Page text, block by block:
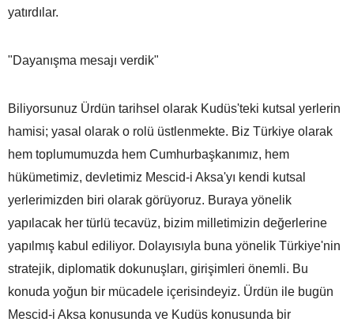
yatırdılar.
"Dayanışma mesajı verdik"
Biliyorsunuz Ürdün tarihsel olarak Kudüs'teki kutsal yerlerin
hamisi; yasal olarak o rolü üstlenmekte. Biz Türkiye olarak
hem toplumumuzda hem Cumhurbaşkanımız, hem
hükümetimiz, devletimiz Mescid-i Aksa'yı kendi kutsal
yerlerimizden biri olarak görüyoruz. Buraya yönelik
yapılacak her türlü tecavüz, bizim milletimizin değerlerine
yapılmış kabul ediliyor. Dolayısıyla buna yönelik Türkiye'nin
stratejik, diplomatik dokunuşları, girişimleri önemli. Bu
konuda yoğun bir mücadele içerisindeyiz. Ürdün ile bugün
Mescid-i Aksa konusunda ve Kudüs konusunda bir